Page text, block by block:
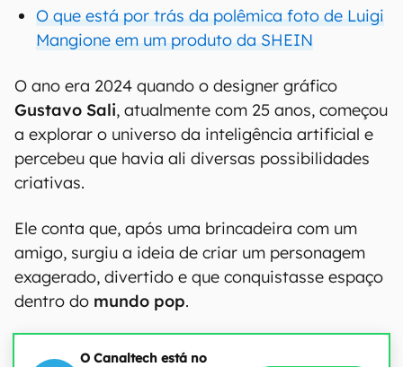
O que está por trás da polêmica foto de Luigi
Mangione em um produto da SHEIN
O ano era 2024 quando o designer gráfico
Gustavo Sali, atualmente com 25 anos, começou
a explorar o universo da inteligência artificial e
percebeu que havia ali diversas possibilidades
criativas.
Ele conta que, após uma brincadeira com um
amigo, surgiu a ideia de criar um personagem
exagerado, divertido e que conquistasse espaço
dentro do mundo pop.
O Canaltech está no